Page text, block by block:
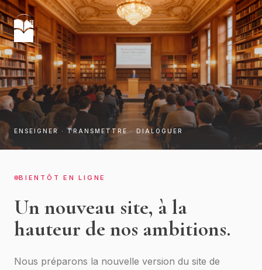
ENSEIGNER · TRANSMETTRE · DIALOGUER
BIENTÔT EN LIGNE
Un nouveau site, à la
hauteur de nos ambitions.
Nous préparons la nouvelle version du site de